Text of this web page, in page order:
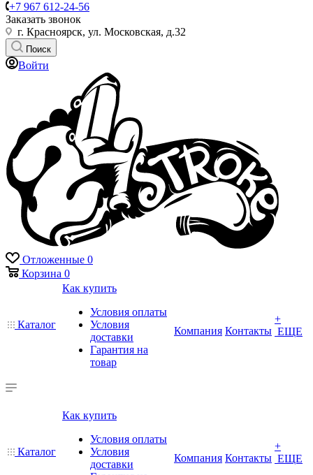
+7 967 612-24-56
Заказать звонок
г. Красноярск, ул. Московская, д.32
Поиск
Войти
Отложенные 0
Корзина 0
Каталог
Как купить
Условия оплаты
Условия
доставки
Гарантия на
товар
Компания Контакты
+
ЕЩЕ
Каталог
Как купить
Условия оплаты
Условия
доставки
Компания Контакты
+
ЕЩЕ